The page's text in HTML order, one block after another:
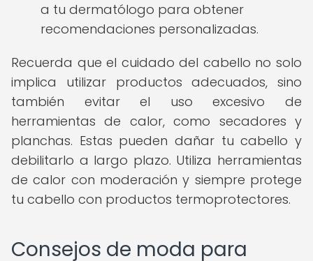
a tu dermatólogo para obtener
recomendaciones personalizadas.
Recuerda que el cuidado del cabello no solo
implica utilizar productos adecuados, sino
también evitar el uso excesivo de
herramientas de calor, como secadores y
planchas. Estas pueden dañar tu cabello y
debilitarlo a largo plazo. Utiliza herramientas
de calor con moderación y siempre protege
tu cabello con productos termoprotectores.
Consejos de moda para